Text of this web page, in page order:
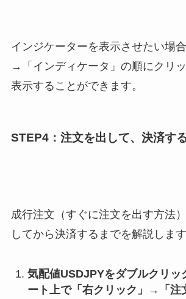
インジケーターを表示させたい場合
→「インディケータ」の順にクリ
表示することができます。
STEP4：注文を出して、決済す
成行注文（すぐに注文を出す方法
してから決済するまでを解説します
気配値USDJPYをダブルクリッ
ート上で「右クリック」→「